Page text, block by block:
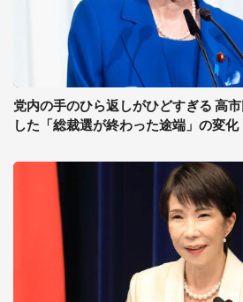
党内の手のひら返しがひどすぎる 高
した「総裁選が終わった途端」の変化